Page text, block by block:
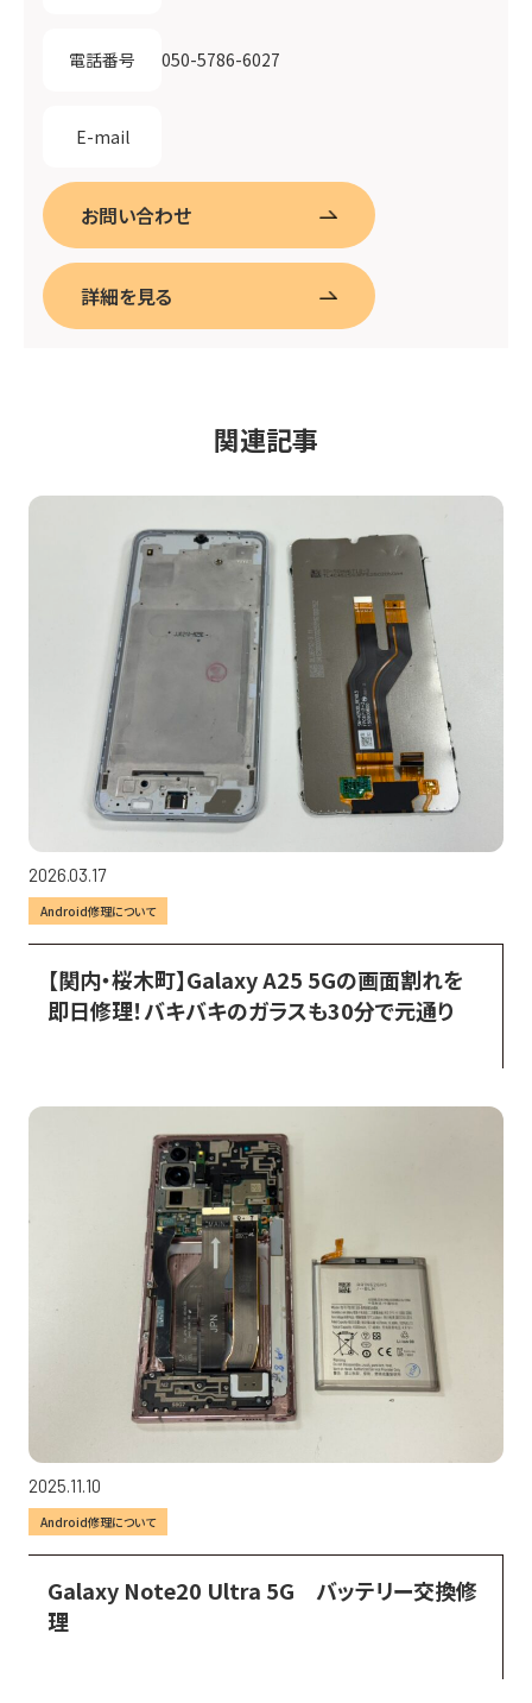
電話番号 050-5786-6027
E-mail
お問い合わせ
詳細を見る
関連記事
2026.03.17
Android修理について
【関内・桜木町】Galaxy A25 5Gの画面割れを
即日修理！バキバキのガラスも30分で元通り
2025.11.10
Android修理について
Galaxy Note20 Ultra 5G　バッテリー交換修
理